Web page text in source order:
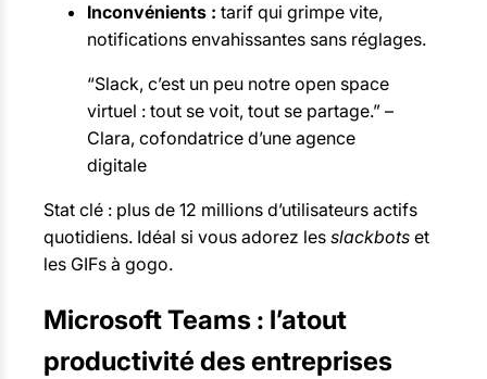
Inconvénients : tarif qui grimpe vite,
notifications envahissantes sans réglages.
“Slack, c’est un peu notre open space
virtuel : tout se voit, tout se partage.” –
Clara, cofondatrice d’une agence
digitale
Stat clé : plus de 12 millions d’utilisateurs actifs
quotidiens. Idéal si vous adorez les slackbots et
les GIFs à gogo.
Microsoft Teams : l’atout
productivité des entreprises